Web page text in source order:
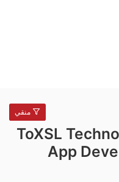
منقي
ToXSL
App